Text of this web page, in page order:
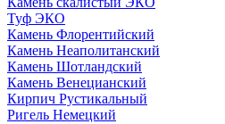
Туф ЭКО
Камень Флорентийский
Камень Неаполитанский
Камень Шотландский
Камень Венецианский
Кирпич Рустикальный
Ригель Немецкий